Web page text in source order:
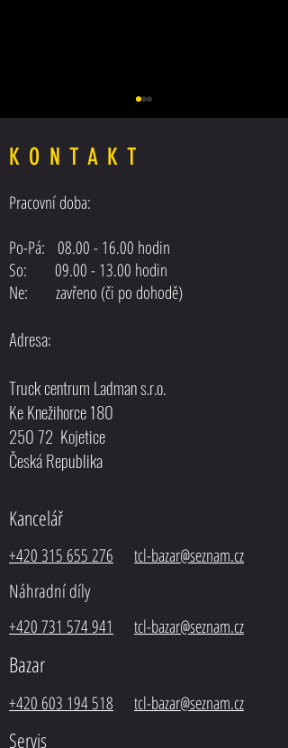
Posilovač řízení DAF XF 105 EEV
EURO5
KONTAKT
Pracovní doba:
Po-Pá: 08.00 - 16.00 hodin
So: 09.00 - 13.00 hodin
Ne: zavřeno (či po dohodě)
Adresa:
Truck centrum Ladman s.r.o.
Ke Knežihorce 180
250 72 Kojetice
Česká Republika
Kancelář
+420 315 655 276 tcl-bazar@seznam.cz
Náhradní díly
+420 731 574 941 tcl-bazar@seznam.cz
Bazar
+420 603 194 518 tcl-bazar@seznam.cz
Servis